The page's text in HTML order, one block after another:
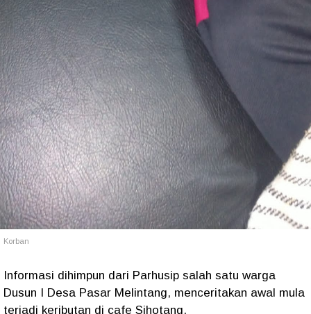
Korban
Informasi dihimpun dari Parhusip salah satu warga
Dusun I Desa Pasar Melintang, menceritakan awal mula
terjadi keributan di cafe Sihotang.